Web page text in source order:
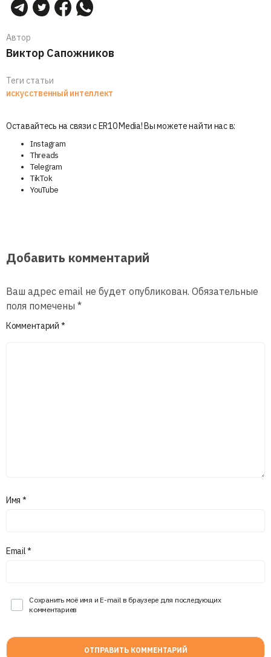
Автор
Виктор Сапожников
Теги статьи
искусственный интеллект
Оставайтесь на связи с ER10 Media! Вы можете найти нас в:
Instagram
Threads
Telegram
TikTok
YouTube
Добавить комментарий
Ваш адрес email не будет опубликован. Обязательные
поля помечены *
Комментарий *
Имя *
Email*
Сохранить моё имя и E-mail в браузере для последующих
комментариев